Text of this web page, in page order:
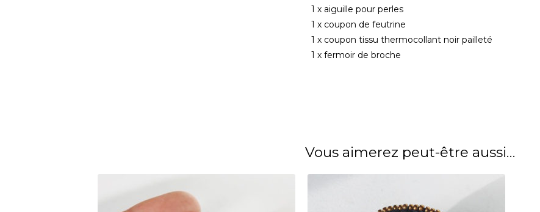
1 x aiguille pour perles
1 x coupon de feutrine
1 x coupon tissu thermocollant noir pailleté
1 x fermoir de broche
Vous aimerez peut-être aussi…